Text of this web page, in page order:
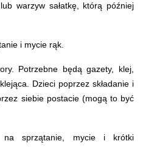
warzyw sałatkę, którą później
i mycie rąk.
Potrzebne będą gazety, klej,
Dzieci poprzez składanie i
siebie postacie (mogą to być
sprzątanie, mycie i krótki